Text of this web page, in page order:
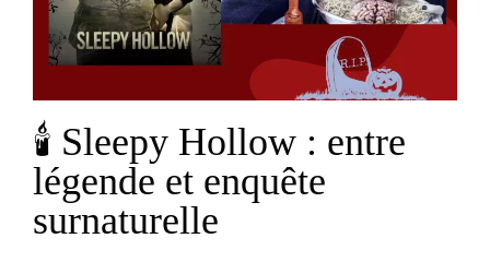
🕯 Sleepy Hollow : entre
légende et enquête
surnaturelle